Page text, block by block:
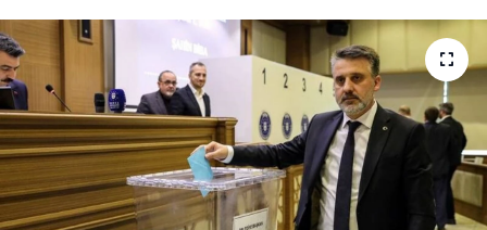
Genel
Bilim, Teknoloji